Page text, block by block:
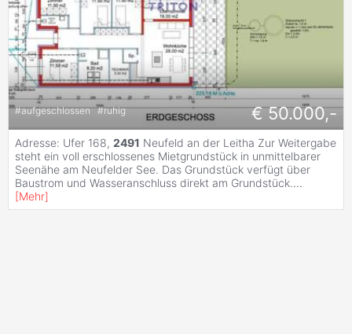
#aufgeschlossen #ruhig € 50.000,-
Adresse: Ufer 168, 2491 Neufeld an der Leitha Zur Weitergabe
steht ein voll erschlossenes Mietgrundstück in unmittelbarer
Seenähe am Neufelder See. Das Grundstück verfügt über
Baustrom und Wasseranschluss direkt am Grundstück....
[Mehr]